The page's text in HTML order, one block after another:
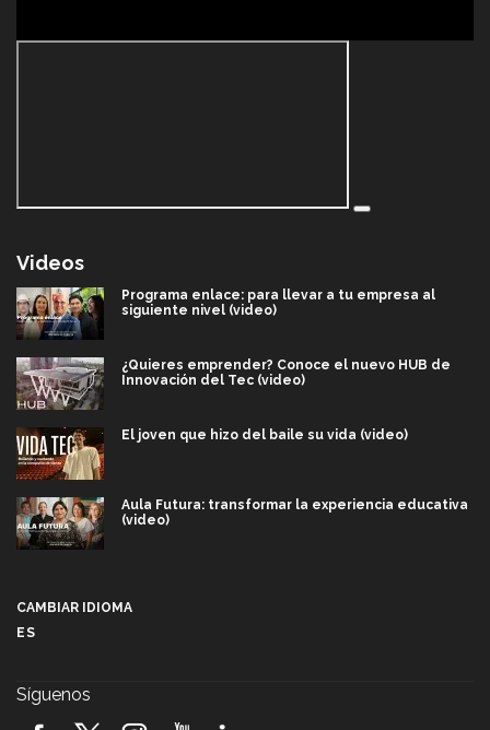
Videos
Programa enlace: para llevar a tu empresa al
siguiente nivel (video)
¿Quieres emprender? Conoce el nuevo HUB de
Innovación del Tec (video)
El joven que hizo del baile su vida (video)
Aula Futura: transformar la experiencia educativa
(video)
CAMBIAR IDIOMA
ES
Síguenos